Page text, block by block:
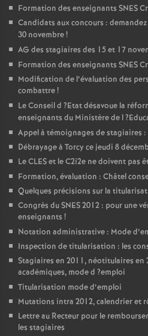
Formation des enseignants SNES
Candidats aux concours : demandez
30 novembre!
AG des stagiaires des 15 et 17
Formation des enseignants SNES
Modification de l’évaluation des
combattre!
Le Conseil d ?Etat désavoue la
enseignants du Ministère de l
Appel à témoignages de stagiaires :
Débrayage à Torcy ce jeudi 8
LeCLESet le C2i2e ne doivent pas
Formation, évaluation : Châtel
Quelques précisions sur la
Congrès duSNES2012 : pour une
enseignants !
Notation administrative : Mode
Inspection de titularisation : les
Stagiaires en 2011, néotitulaires
académiques, mode d ?emploi
Titularisation mode d’emploi
Mutations intra 2012, calendrier et
Lettre au Recteur pour le
les stagiaires